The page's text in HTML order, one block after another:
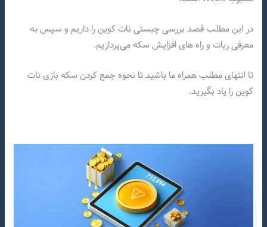
در این مطلب قصد بررسی چیستی نات کوین را داریم و سپس به
معرفی ربات و راه های افزایش سکه می‌پردازیم.
تا انتهای مطلب همراه ما باشید تا نحوه جمع کردن سکه بازی نات
کوین را یاد بگیرید.